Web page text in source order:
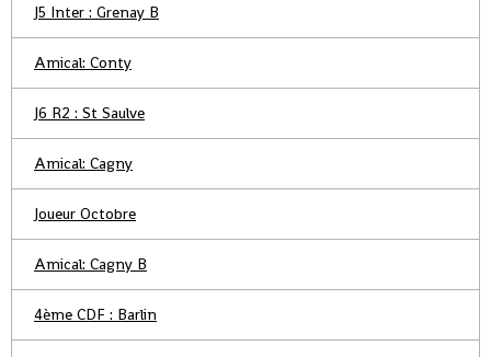
J5 Inter : Grenay B
Amical: Conty
J6 R2 : St Saulve
Amical: Cagny
Joueur Octobre
Amical: Cagny B
4ème CDF : Barlin